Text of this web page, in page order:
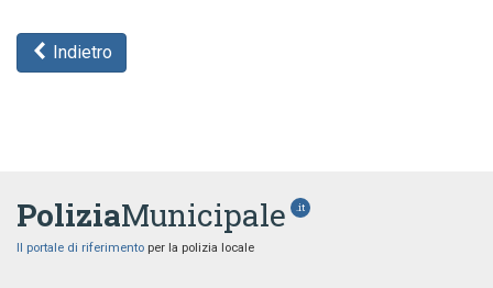
Indietro
PoliziaMunicipale .it
Il portale di riferimento per la polizia locale